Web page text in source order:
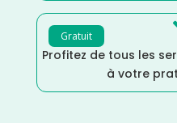
Gratuit
Profitez de tous les
à votre